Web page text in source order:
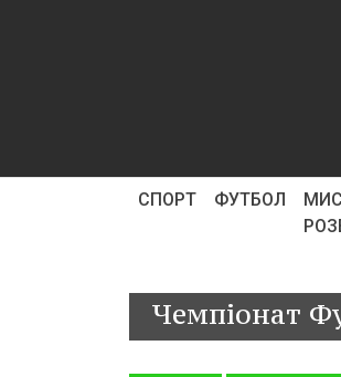
СПОРТ ФУТБОЛ
Чемпіонат